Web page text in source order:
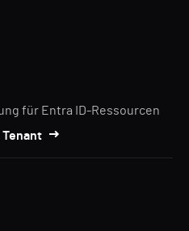
für Entra ID-Ressourcen
Tenant